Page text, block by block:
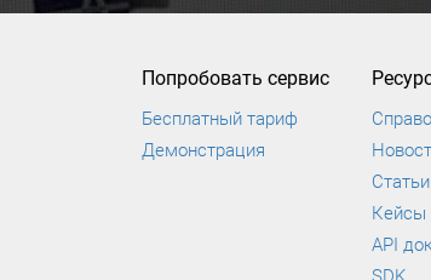
Попробовать сервис
Бесплатный тариф
Демонстрация
Статьи
Кейсы
API